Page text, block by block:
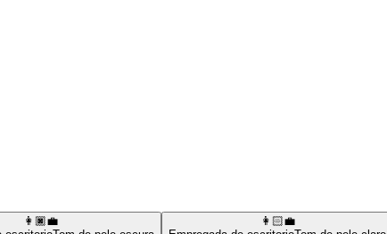
👩🏿‍💼
👩🏻‍💼